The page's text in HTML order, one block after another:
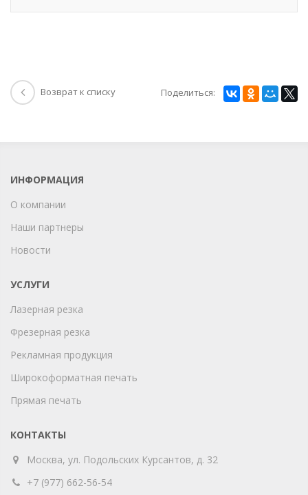
Возврат к списку Поделиться:
ИНФОРМАЦИЯ
О компании
Наши партнеры
Новости
УСЛУГИ
Лазерная резка
Фрезерная резка
Рекламная продукция
Широкоформатная печать
Прямая печать
КОНТАКТЫ
Москва, ул. Подольских Курсантов, д. 32
+7 (977) 662-56-54